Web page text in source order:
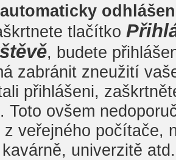
tlačítko
, budete
zabránit zneužití
přihlášeni,
Toto ovšem
z veřejného počítače,
univerzitě atd.